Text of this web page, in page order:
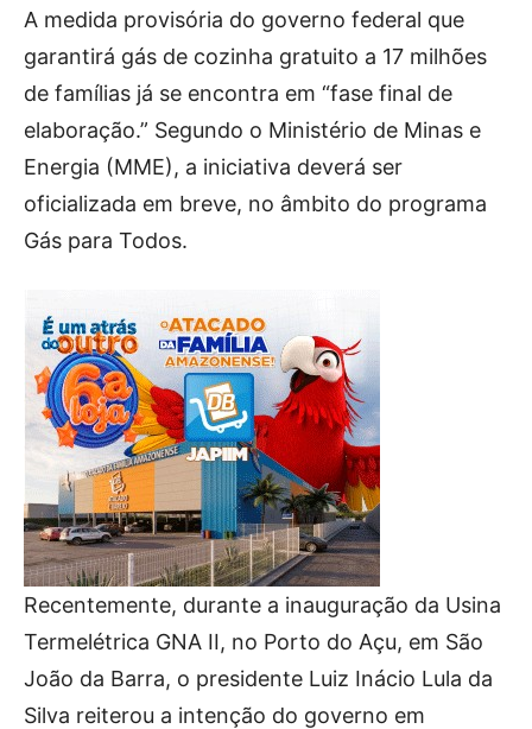
A medida provisória do governo federal que
garantirá gás de cozinha gratuito a 17 milhões
de famílias já se encontra em “fase final de
elaboração.” Segundo o Ministério de Minas e
Energia (MME), a iniciativa deverá ser
oficializada em breve, no âmbito do programa
Gás para Todos.
Recentemente, durante a inauguração da Usina
Termelétrica GNA II, no Porto do Açu, em São
João da Barra, o presidente Luiz Inácio Lula da
Silva reiterou a intenção do governo em